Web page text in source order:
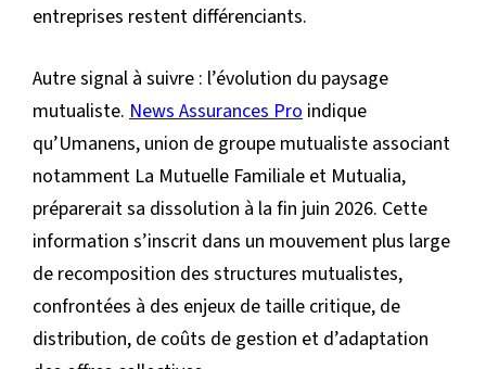
entreprises restent différenciants.
Autre signal à suivre : l’évolution du paysage
mutualiste. News Assurances Pro indique
qu’Umanens, union de groupe mutualiste associant
notamment La Mutuelle Familiale et Mutualia,
préparerait sa dissolution à la fin juin 2026. Cette
information s’inscrit dans un mouvement plus large
de recomposition des structures mutualistes,
confrontées à des enjeux de taille critique, de
distribution, de coûts de gestion et d’adaptation